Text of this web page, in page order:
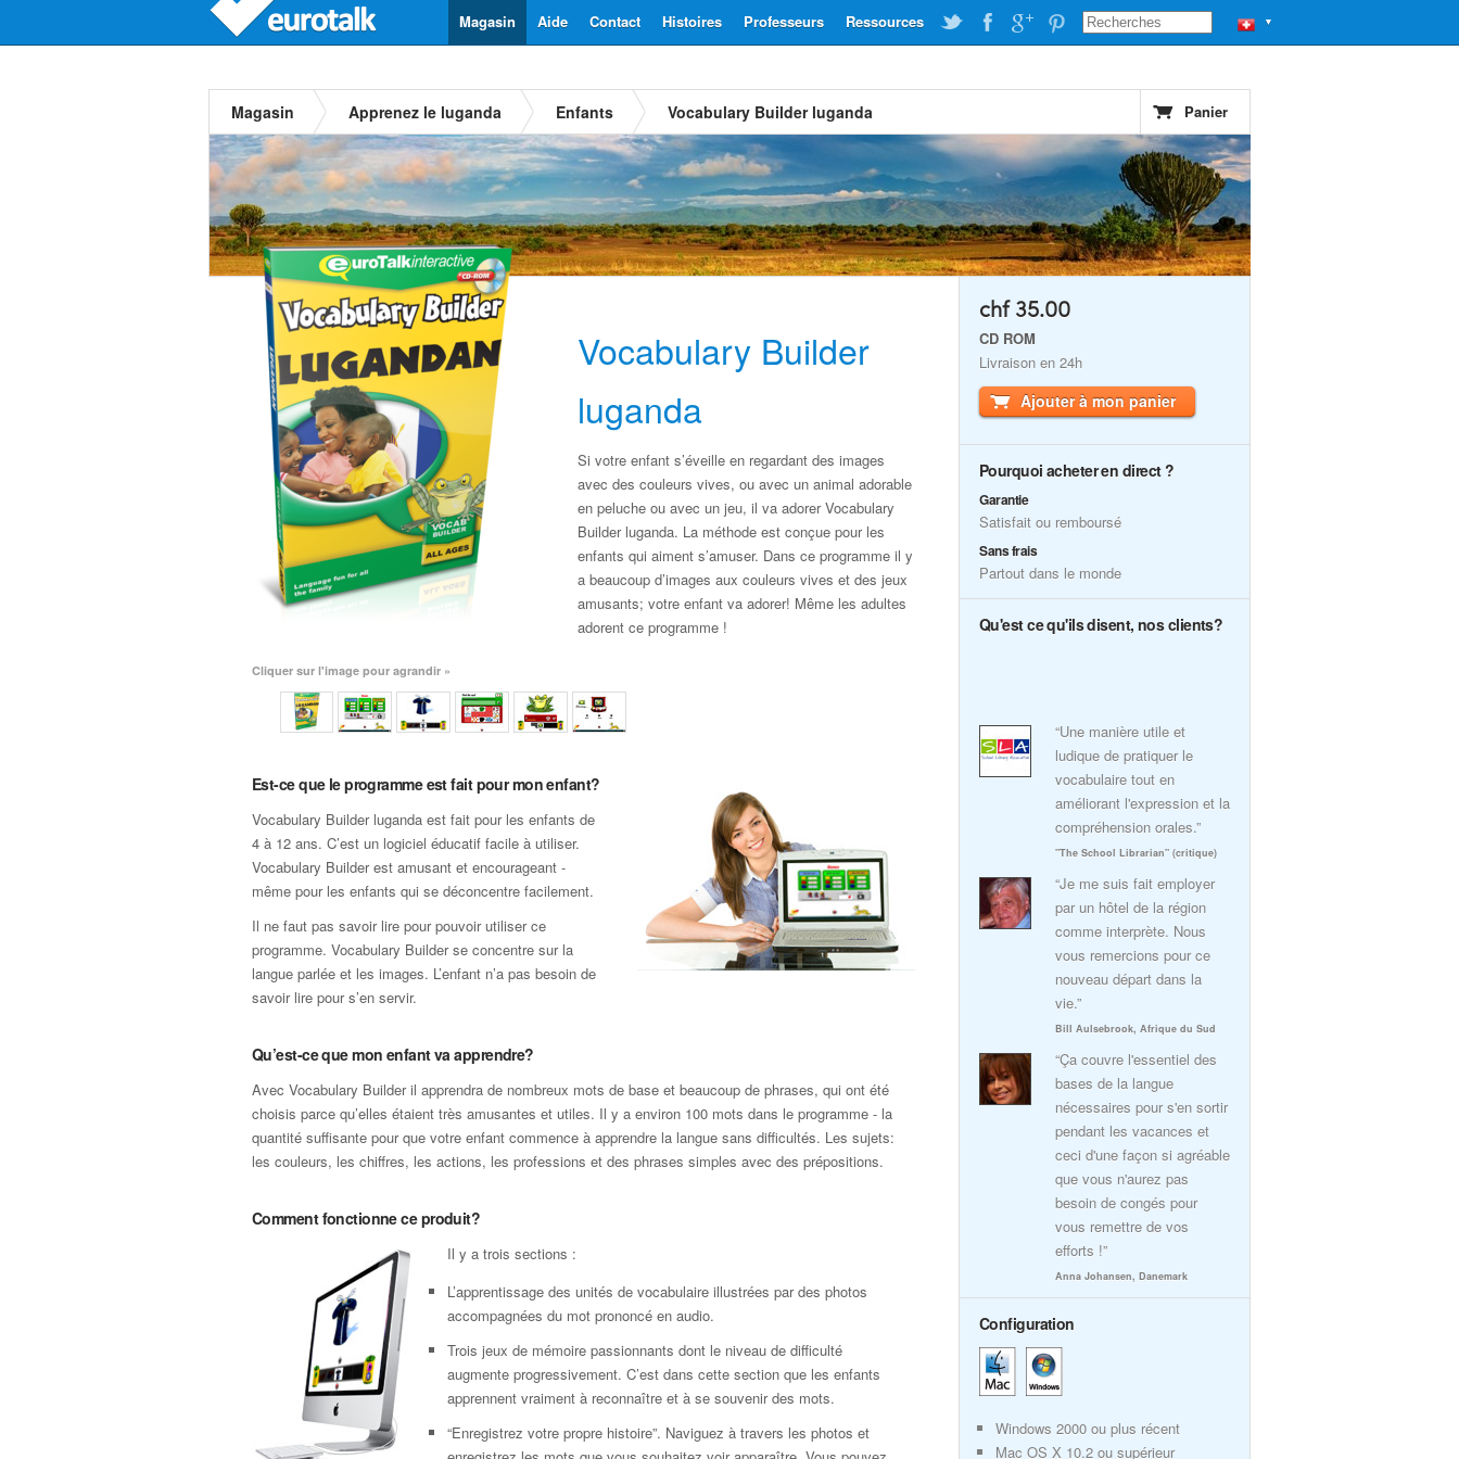
▼
Ressources
Professeurs
Histoires
Contact
Aide
Magasin
Magasin Apprenez le luganda Enfants Vocabulary Builder luganda Panier
Vocabulary Builder
luganda
Si votre enfant s’éveille en regardant des images
avec des couleurs vives, ou avec un animal adorable
en peluche ou avec un jeu, il va adorer Vocabulary
Builder luganda. La méthode est conçue pour les
enfants qui aiment s’amuser. Dans ce programme il y
a beaucoup d’images aux couleurs vives et des jeux
amusants; votre enfant va adorer! Même les adultes
adorent ce programme !
Cliquer sur l'image pour agrandir »
Est-ce que le programme est fait pour mon enfant?
Vocabulary Builder luganda est fait pour les enfants de
4 à 12 ans. C’est un logiciel éducatif facile à utiliser.
Vocabulary Builder est amusant et encourageant -
même pour les enfants qui se déconcentre facilement.
Il ne faut pas savoir lire pour pouvoir utiliser ce
programme. Vocabulary Builder se concentre sur la
langue parlée et les images. L’enfant n’a pas besoin de
savoir lire pour s’en servir.
Qu’est-ce que mon enfant va apprendre?
Avec Vocabulary Builder il apprendra de nombreux mots de base et beaucoup de phrases, qui ont été
choisis parce qu’elles étaient très amusantes et utiles. Il y a environ 100 mots dans le programme - la
quantité suffisante pour que votre enfant commence à apprendre la langue sans difficultés. Les sujets:
les couleurs, les chiffres, les actions, les professions et des phrases simples avec des prépositions.
Comment fonctionne ce produit?
Il y a trois sections :
L’apprentissage des unités de vocabulaire illustrées par des photos
accompagnées du mot prononcé en audio.
Trois jeux de mémoire passionnants dont le niveau de difficulté
augmente progressivement. C’est dans cette section que les enfants
apprennent vraiment à reconnaître et à se souvenir des mots.
“Enregistrez votre propre histoire”. Naviguez à travers les photos et
chf 35.00
CD ROM
Livraison en 24h
Ajouter à mon panier
Pourquoi acheter en direct ?
Garantie
Satisfait ou remboursé
Sans frais
Partout dans le monde
Qu'est ce qu'ils disent, nos clients?
“Une manière utile et
ludique de pratiquer le
vocabulaire tout en
améliorant l'expression et la
compréhension orales.”
"The School Librarian" (critique)
“Je me suis fait employer
par un hôtel de la région
comme interprète. Nous
vous remercions pour ce
nouveau départ dans la
vie.”
Bill Aulsebrook, Afrique du Sud
“Ça couvre l'essentiel des
bases de la langue
nécessaires pour s'en sortir
pendant les vacances et
ceci d'une façon si agréable
que vous n'aurez pas
besoin de congés pour
vous remettre de vos
efforts !”
Anna Johansen, Danemark
Configuration
Windows 2000 ou plus récent
Mac OS X 10.2 ou supérieur